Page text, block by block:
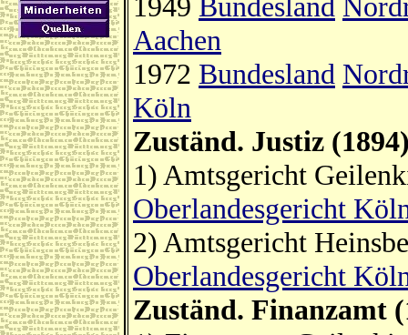
Aachen
1972 Bundesland
Köln
Zuständ. Justiz
1) Amtsgericht
Oberlandesgericht
2) Amtsgericht
Oberlandesgericht
Zuständ. Finanzamt